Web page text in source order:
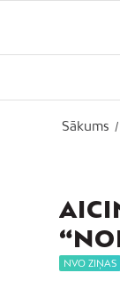
Sākums /
NVO ZIŅAS